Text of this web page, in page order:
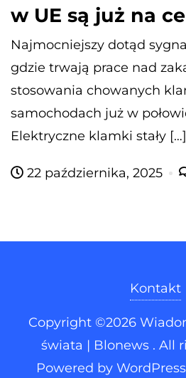
w UE są już na
Najmocniejszy dotąd
gdzie trwają prace nad
stosowania chowanych
samochodach już w
Elektryczne klamki stały […]
22 października, 2025
Kontakt
Copyright ©2026
świata | Blonews . All
Powered by WordPress